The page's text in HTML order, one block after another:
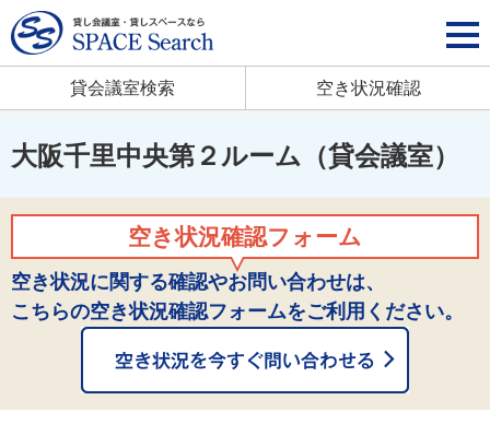
貸会議室検索 空き状況確認
大阪千里中央第２ルーム（貸会議室）
空き状況確認フォーム
空き状況に関する確認やお問い合わせは、
こちらの空き状況確認フォームをご利用ください。